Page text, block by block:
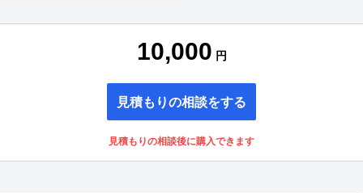
10,000 円
見積もりの相談をする
見積もりの相談後に購入できます